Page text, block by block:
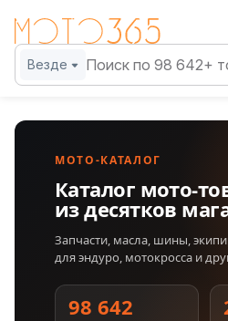
Везде
МОТО-КАТАЛОГ
Каталог мото-
из десятков
Запчасти, масла, шины,
для эндуро, мотокросса и
98 642